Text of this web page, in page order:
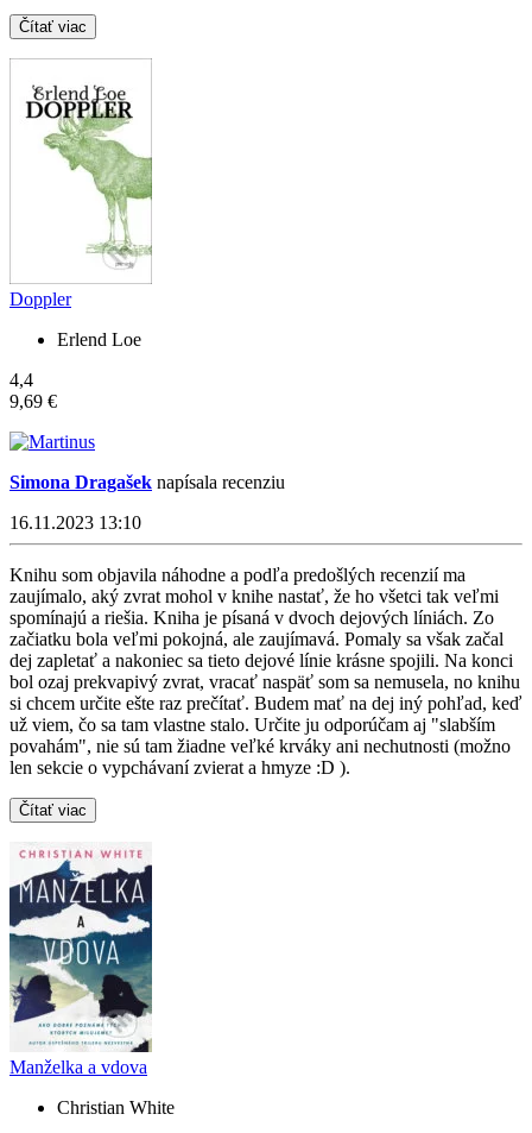
Čítať viac
Doppler
Erlend Loe
4,4
9,69 €
Simona Dragašek napísala recenziu
16.11.2023 13:10
Knihu som objavila náhodne a podľa predošlých recenzií ma
zaujímalo, aký zvrat mohol v knihe nastať, že ho všetci tak veľmi
spomínajú a riešia. Kniha je písaná v dvoch dejových líniách. Zo
začiatku bola veľmi pokojná, ale zaujímavá. Pomaly sa však začal
dej zapletať a nakoniec sa tieto dejové línie krásne spojili. Na konci
bol ozaj prekvapivý zvrat, vracať naspäť som sa nemusela, no knihu
si chcem určite ešte raz prečítať. Budem mať na dej iný pohľad, keď
už viem, čo sa tam vlastne stalo. Určite ju odporúčam aj "slabším
povahám", nie sú tam žiadne veľké krváky ani nechutnosti (možno
len sekcie o vypchávaní zvierat a hmyze :D ).
Čítať viac
Manželka a vdova
Christian White